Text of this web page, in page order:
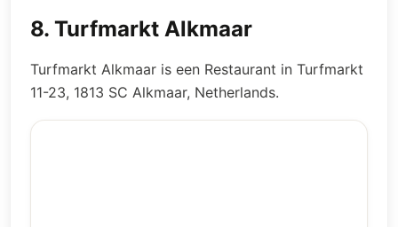
8. Turfmarkt Alkmaar
Turfmarkt Alkmaar is een Restaurant in Turfmarkt
11-23, 1813 SC Alkmaar, Netherlands.